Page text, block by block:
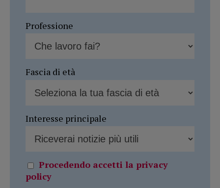
Professione
Fascia di età
Interesse principale
Procedendo accetti la privacy
policy